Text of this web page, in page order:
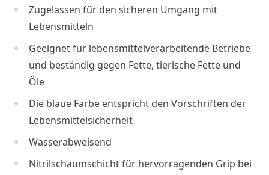
Zugelassen für den sicheren Umgang mit
Lebensmitteln
Geeignet für lebensmittelverarbeitende Betriebe
und beständig gegen Fette, tierische Fette und
Öle
Die blaue Farbe entspricht den Vorschriften der
Lebensmittelsicherheit
Wasserabweisend
Nitrilschaumschicht für hervorragenden Grip bei